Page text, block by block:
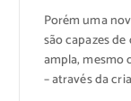
Porém uma
são capazes
ampla, mesmo
– através da